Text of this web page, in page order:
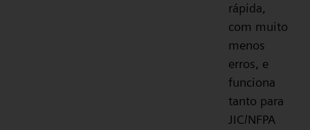
rápida,
com muito
menos
erros, e
funciona
tanto para
JIC/NFPA